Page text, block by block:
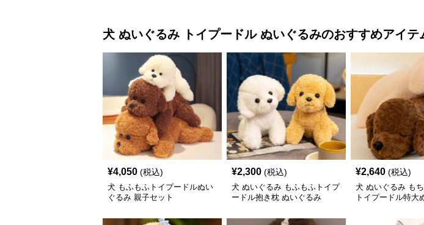
犬 ぬいぐるみ トイプードル ぬいぐるみのおすすめアイテ
¥4,050 (税込)
犬 もふもふトイプードルぬい
ぐるみ 親子セット
¥2,300 (税込)
犬 ぬいぐるみ もふもふトイプ
ードル抱き枕 ぬいぐるみ
¥2,640 (税込)
犬 ぬいぐるみ も
トイプードル特大